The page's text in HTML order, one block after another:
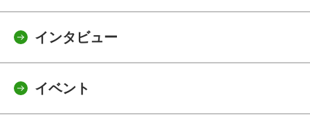
インタビュー
イベント